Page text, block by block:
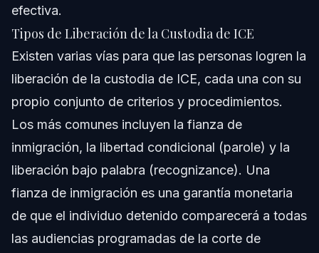
efectiva.
Tipos de Liberación de la Custodia de ICE
Existen varias vías para que las personas logren la
liberación de la custodia de ICE, cada una con su
propio conjunto de criterios y procedimientos.
Los más comunes incluyen la fianza de
inmigración, la libertad condicional (parole) y la
liberación bajo palabra (recognizance). Una
fianza de inmigración es una garantía monetaria
de que el individuo detenido comparecerá a todas
las audiencias programadas de la corte de